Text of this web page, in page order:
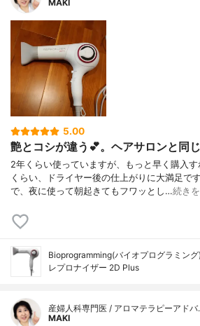
MAKI
5.00
艶とコシが違う💕。ヘアサロンと同
2年くらい使っていますが、もっと早く購入
くらい、ドライヤー後の仕上がりに大満足で
で、夜に使って朝起きてもフワッとし…続き
Bioprogramming(バイオプログラミング)
レプロナイザー 2D Plus
産婦人科専門医 / アロマテラピーアド
MAKI